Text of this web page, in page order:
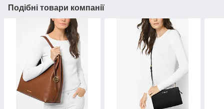
Подібні товари компанії